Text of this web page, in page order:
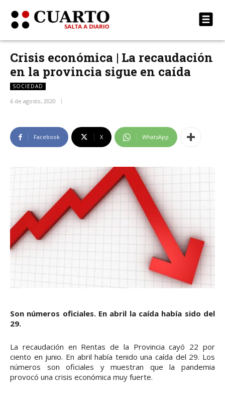
Crisis económica | La recaudación
en la provincia sigue en caída
SOCIEDAD
6 de agosto, 2020
Facebook X WhatsApp
Son números oficiales. En abril la caída había sido del
29.
La recaudación en Rentas de la Provincia cayó 22 por
ciento en junio. En abril había tenido una caída del 29. Los
números son oficiales y muestran que la pandemia
provocó una crisis económica muy fuerte.